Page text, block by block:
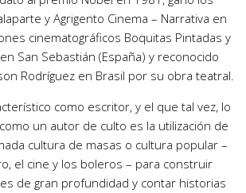
y Agrigento Cinema – Narrativa en
cinematográficos Boquitas Pintadas y
San Sebastián (España) y reconocido
Rodríguez en Brasil por su obra teatral.
como escritor, y el que tal vez, lo
un autor de culto es la utilización de
cultura de masas o cultura popular –
el cine y los boleros – para construir
de gran profundidad y contar historias